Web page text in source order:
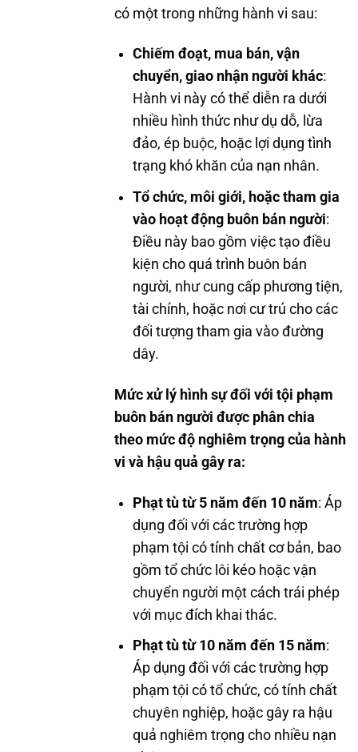
có một trong những hành vi sau:
Chiếm đoạt, mua bán, vận
chuyển, giao nhận người khác:
Hành vi này có thể diễn ra dưới
nhiều hình thức như dụ dỗ, lừa
đảo, ép buộc, hoặc lợi dụng tình
trạng khó khăn của nạn nhân.
Tổ chức, môi giới, hoặc tham gia
vào hoạt động buôn bán người:
Điều này bao gồm việc tạo điều
kiện cho quá trình buôn bán
người, như cung cấp phương tiện,
tài chính, hoặc nơi cư trú cho các
đối tượng tham gia vào đường
dây.
Mức xử lý hình sự đối với tội phạm
buôn bán người được phân chia
theo mức độ nghiêm trọng của hành
vi và hậu quả gây ra:
Phạt tù từ 5 năm đến 10 năm: Áp
dụng đối với các trường hợp
phạm tội có tính chất cơ bản, bao
gồm tổ chức lôi kéo hoặc vận
chuyển người một cách trái phép
với mục đích khai thác.
Phạt tù từ 10 năm đến 15 năm:
Áp dụng đối với các trường hợp
phạm tội có tổ chức, có tính chất
chuyên nghiệp, hoặc gây ra hậu
quả nghiêm trọng cho nhiều nạn